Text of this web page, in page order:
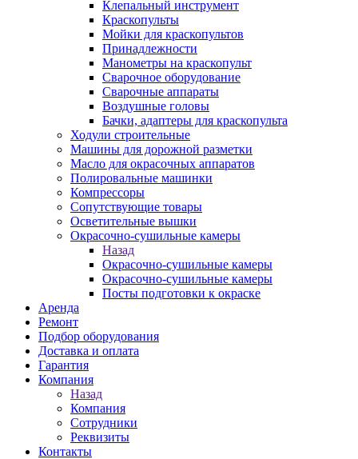
Клепальный инструмент
Краскопульты
Мойки для краскопультов
Принадлежности
Манометры на краскопульт
Сварочное оборудование
Сварочные аппараты
Воздушные головы
Бачки, адаптеры для краскопульта
Ходули строительные
Машины для дорожной разметки
Масло для окрасочных аппаратов
Полировальные машинки
Компрессоры
Сопутствующие товары
Осветительные вышки
Окрасочно-сушильные камеры
Назад
Окрасочно-сушильные камеры
Окрасочно-сушильные камеры
Посты подготовки к окраске
Аренда
Ремонт
Подбор оборудования
Доставка и оплата
Гарантия
Компания
Назад
Компания
Сотрудники
Реквизиты
Контакты